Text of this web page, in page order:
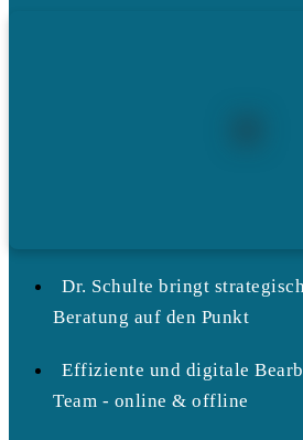
Dr. Schulte bringt
Beratung auf den Punkt
Effiziente und digitale
Team - online & offline